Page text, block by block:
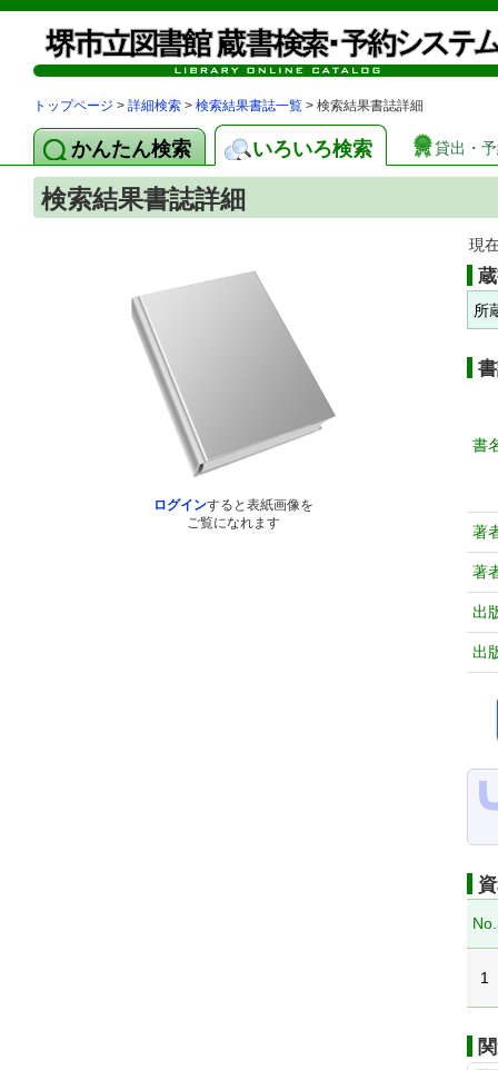
トップページ > 詳細検索 > 検索結果書誌一覧 > 検索結果書誌詳細
かんたん検索 いろいろ検索 貸出・
検索結果書誌詳細
ログインすると表紙画像を
ご覧になれます
現
所
書
著
著
出
出
No.
1